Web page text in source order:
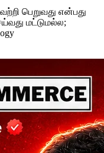
பெறுவது என்பது
மட்டுமல்ல;